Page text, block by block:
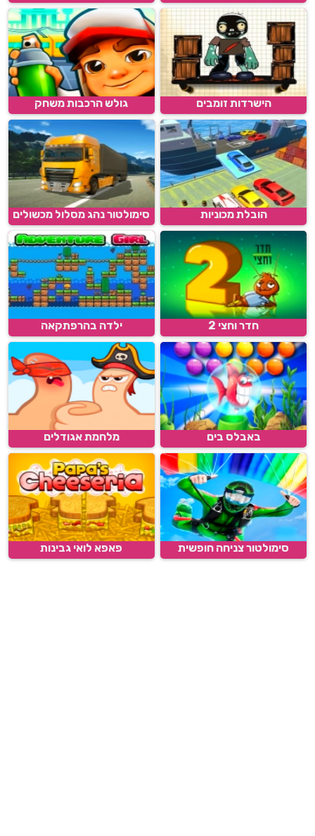
הישרדות זומבים גולש הרכבות משחק
הובלת מכוניות סימולטור נהג מסלול מכשולים
חדר וחצי 2 ילדה בהרפתקאה
באבלס בים מלחמת אגודלים
סימולטור צניחה חופשית פאפא לואי גבינות